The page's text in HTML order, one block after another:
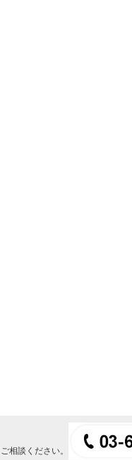
相談ください。